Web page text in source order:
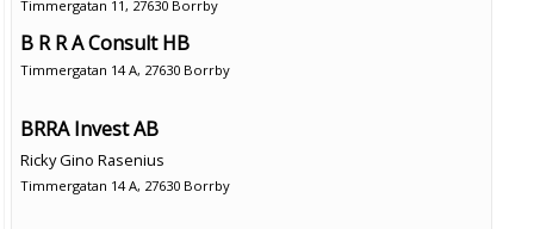
Timmergatan 11, 27630 Borrby
B R R A Consult HB
Timmergatan 14 A, 27630 Borrby
BRRA Invest AB
Ricky Gino Rasenius
Timmergatan 14 A, 27630 Borrby